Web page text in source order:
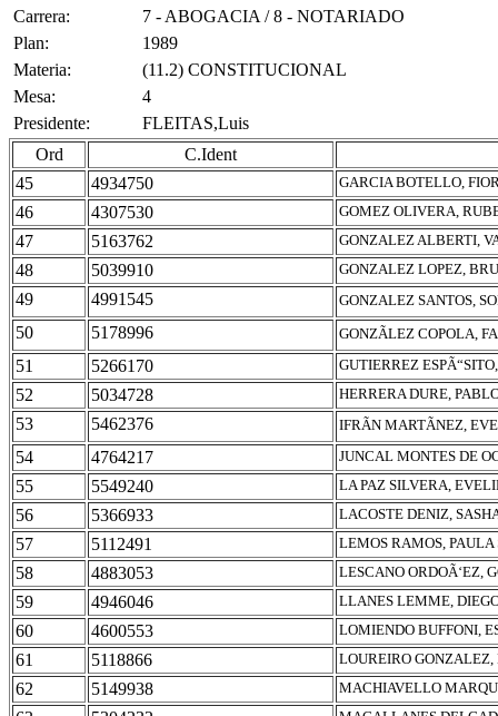
Carrera:
7 - ABOGACIA / 8 - NOTARIADO
Plan:
1989
Materia:
(11.2) CONSTITUCIONAL
Mesa:
4
Presidente:
FLEITAS,Luis
Ord
C.Ident
45
4934750 GARCIA BOTELLO,
46 4307530 GOMEZ OLIVERA,
47 5163762 GONZALEZ ALBERTI,
48 5039910 GONZALEZ LOPEZ,
49 4991545 GONZALEZ SANTOS,
50 5178996 GONZÃLEZ COPOLA,
51 5266170 GUTIERREZ
52 5034728 HERRERA DURE,
53 5462376 IFRÃN MARTÃNEZ,
54 4764217 JUNCAL MONTES DE
55 5549240 LA PAZ SILVERA,
56 5366933 LACOSTE DENIZ,
57 5112491 LEMOS RAMOS,
58 4883053 LESCANO ORDOÃ‘EZ,
59 4946046 LLANES LEMME,
60 4600553 LOMIENDO BUFFONI,
61 5118866 LOUREIRO
62 5149938 MACHIAVELLO